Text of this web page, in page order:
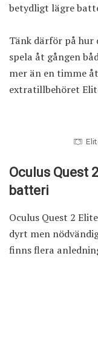
betydligt lägre
Tänk därför på
spela åt gången
mer än en timme
extratillbehöret
Oculus Quest
batteri
Oculus Quest 2
dyrt men
finns flera